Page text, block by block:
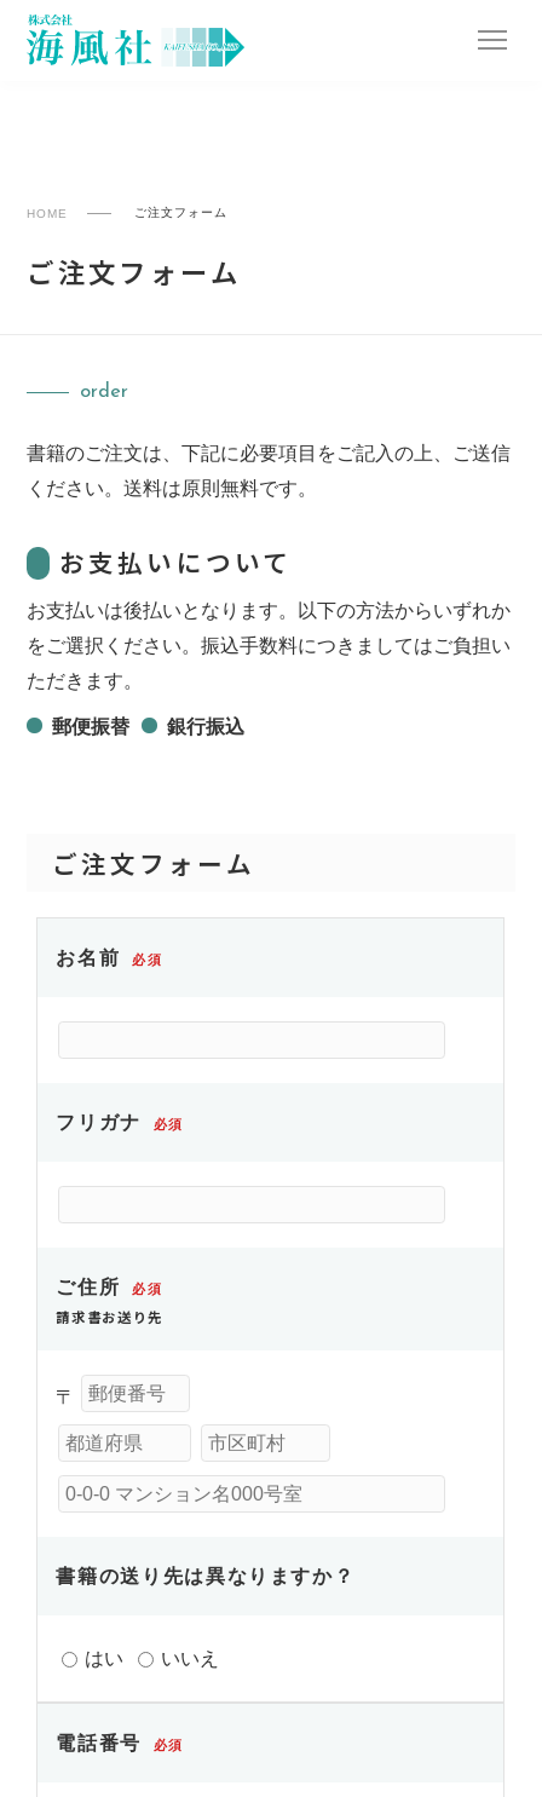
HOME ご注文フォーム
ご注文フォーム
order
書籍のご注文は、下記に必要項目をご記入の上、ご送信
ください。送料は原則無料です。
お支払いについて
お支払いは後払いとなります。以下の方法からいずれか
をご選択ください。振込手数料につきましてはご負担い
ただきます。
郵便振替 銀行振込
ご注文フォーム
お名前 必須
フリガナ 必須
ご住所 必須
請求書お送り先
〒
書籍の送り先は異なりますか？
はい いいえ
電話番号 必須